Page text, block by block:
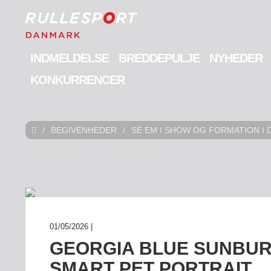
INDMELDELSE BREDDEPULJE NYHEDER
KONKURRENCER
/ BEGIVENHEDER / SE EM I SHOW OG FORMATION I
01/05/2026 |
GEORGIA BLUE